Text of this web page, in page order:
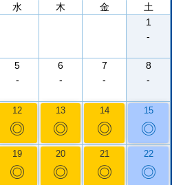
水 木 金
土
1
-
5
-
6
-
7
-
8
-
12
◎
13
◎
14
◎
15
◎
19
◎
20
◎
21
◎
22
◎